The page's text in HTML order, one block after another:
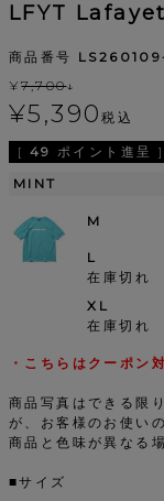
LFYT
商品番号
¥7,700↓
¥5,390税込
[ 49 ポイント進呈 ]
MINT
M
L
在庫切れ
XL
在庫切れ
・こちらはクーポン
商品写真はできる限
が、お客様のお使い
商品と色味が異なる
■サイズ